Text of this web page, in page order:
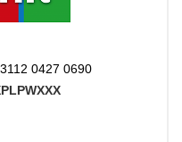
S.A.
0427 0690